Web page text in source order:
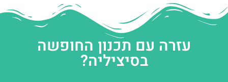
עזרה עם תכנון החופשה
בסיציליה?